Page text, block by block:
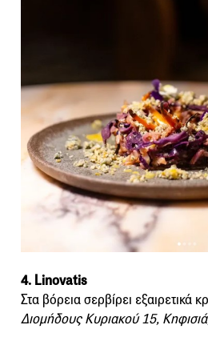
4. Linovatis
Στα βόρεια σερβίρει εξαιρετικά
Διομήδους Κυριακού 15,